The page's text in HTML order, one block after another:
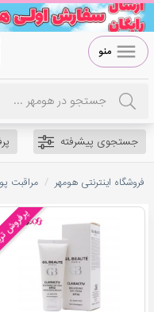
منو
جستجوی پیشرفته
فروشگاه اینترنتی هومهر / مراقبت